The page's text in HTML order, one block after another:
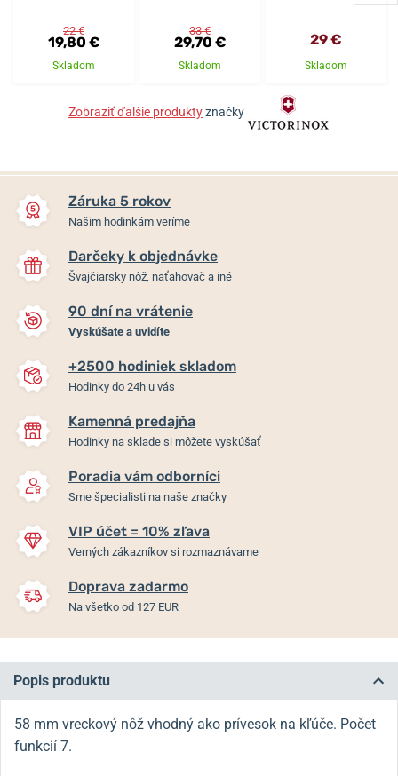
22 €
19,80 €
Skladom
33 €
29,70 €
Skladom
29 €
Skladom
Zobraziť ďalšie produktyznačky
Záruka 5 rokov
Našim hodinkám veríme
Darčeky k objednávke
Švajčiarsky nôž, naťahovač a iné
90 dní na vrátenie
Vyskúšate a uvidíte
+2500 hodiniek skladom
Hodinky do 24h u vás
Kamenná predajňa
Hodinky na sklade si môžete vyskúšať
Poradia vám odborníci
Sme špecialisti na naše značky
VIP účet = 10% zľava
Verných zákazníkov si rozmaznávame
Doprava zadarmo
Na všetko od 127 EUR
Popis produktu
58 mm vreckový nôž vhodný ako prívesok na kľúče. Počet
funkcií 7.